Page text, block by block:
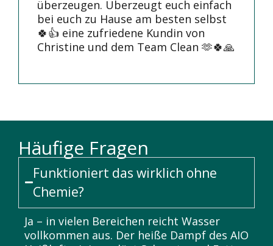
überzeugen. Überzeugt euch einfach
bei euch zu Hause am besten selbst
🍀👍 eine zufriedene Kundin von
Christine und dem Team Clean 🫶🍀🙏
Häufige Fragen
Funktioniert das wirklich ohne
Chemie?
Ja – in vielen Bereichen reicht Wasser
vollkommen aus. Der heiße Dampf des AIO